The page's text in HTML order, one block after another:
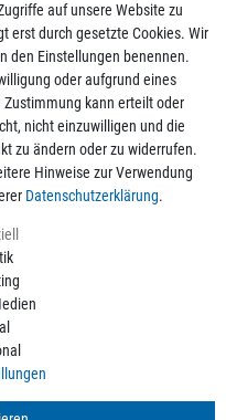
und zzgl.
nur innerhalb Deutschlands.
Powered by
auf unsere Website zu
erst durch gesetzte Cookies. Wir
den Einstellungen benennen.
oder aufgrund eines
kann erteilt oder
nicht einzuwilligen und die
zu ändern oder zu widerrufen.
Hinweise zur Verwendung
Daten­schutz­erklärung.